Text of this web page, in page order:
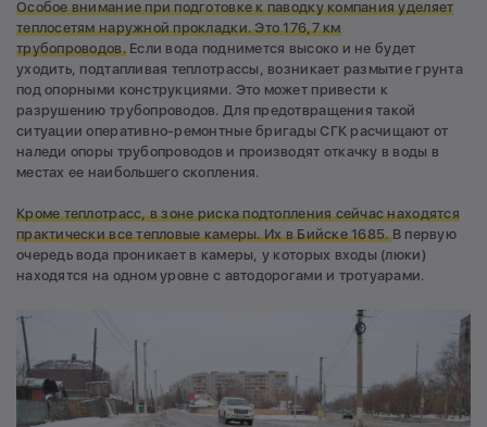
Особое внимание при подготовке к паводку компания уделяет
теплосетям наружной прокладки. Это 176,7 км
трубопроводов.Если вода поднимется высоко и не будет
уходить, подтапливая теплотрассы, возникает размытие грунта
под опорными конструкциями. Это может привести к
разрушению трубопроводов. Для предотвращения такой
ситуации оперативно-ремонтные бригады СГК расчищают от
наледи опоры трубопроводов и производят откачку в воды в
местах ее наибольшего скопления.
Кроме теплотрасс, в зоне риска подтопления сейчас находятся
практически все тепловые камеры.Их в Бийске 1685.В первую
очередь вода проникает в камеры, у которых входы (люки)
находятся на одном уровне с автодорогами и тротуарами.